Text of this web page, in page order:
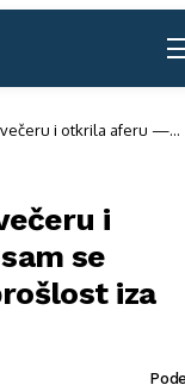
večeru i otkrila aferu —
i
se
iza